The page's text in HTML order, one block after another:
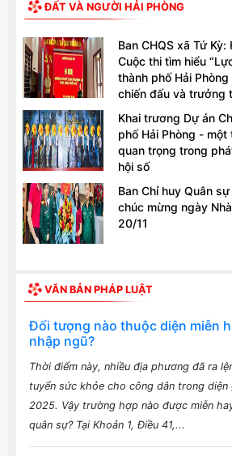
ĐẤT VÀ NGƯỜI HẢI PHÒNG
Ban CHQS xã Tứ
Cuộc thi tìm hiểu
thành phố Hải
chiến đấu và trưởng
Khai trương Dự án
phố Hải Phòng -
quan trọng trong
hội số
Ban Chỉ huy Quân
chúc mừng ngày
20/11
VĂN BẢN PHÁP LUẬT
Đối tượng nào thuộc diện miễn
nhập ngũ?
Thời điểm này, nhiều địa phương đã ra
tuyển sức khỏe cho công dân trong diện
2025. Vậy trường hợp nào được miễn
quân sự? Tại Khoản 1, Điều 41,...